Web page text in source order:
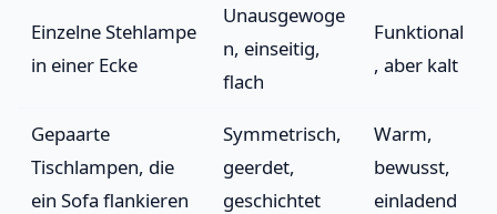
Einzelne Stehlampe
in einer Ecke
Unausgewoge
n, einseitig,
flach
Funktional
, aber kalt
Gepaarte
Tischlampen, die
ein Sofa flankieren
Symmetrisch,
geerdet,
geschichtet
Warm,
bewusst,
einladend